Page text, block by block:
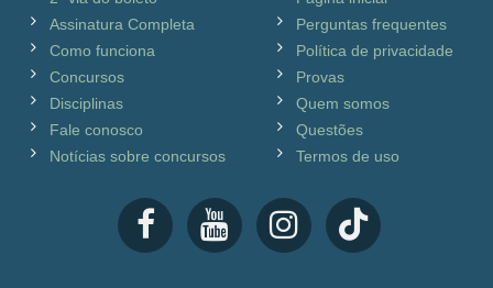
Assinatura Completa
Como funciona
Concursos
Disciplinas
Fale conosco
Notícias sobre concursos
Perguntas frequentes
Política de privacidade
Provas
Quem somos
Questões
Termos de uso